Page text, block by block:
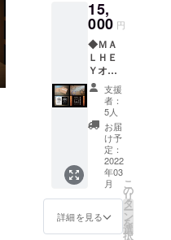
す。 ◆
ＭＡＬ
オリジ
ナルス
テッ
カー
２枚
セット
※画像は
イメー
ジで
す。デ
ザイン
等が若
干異な
る場合
ラン
ケット
※画像は
イメー
ジで
す。デ
ザイン
等が若
干異な
る場合
がござ
いま
す。 ◆
ＭＡＬ
ＨＥＹ
オリジ
ナルス
15,
000 円
◆ＭＡ
ＬＨＥ
Ｙオー
ナーか
らのス
ペシャ
ルサン
クスレ
ター ※
画像は
イメー
ジで
す。 ◆
ＭＡＬ
ＨＥＹ
支援
者：
5人
お届
け予
定：
2022
年03
月
詳細を見る
こ
の
リ
タ
ー
ン
を
選
択